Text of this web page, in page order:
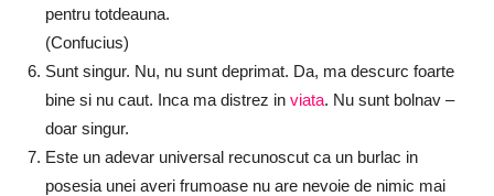
pentru totdeauna.
(Confucius)
Sunt singur. Nu, nu sunt deprimat. Da, ma descurc foarte
bine si nu caut. Inca ma distrez in viata. Nu sunt bolnav –
doar singur.
Este un adevar universal recunoscut ca un burlac in
posesia unei averi frumoase nu are nevoie de nimic mai